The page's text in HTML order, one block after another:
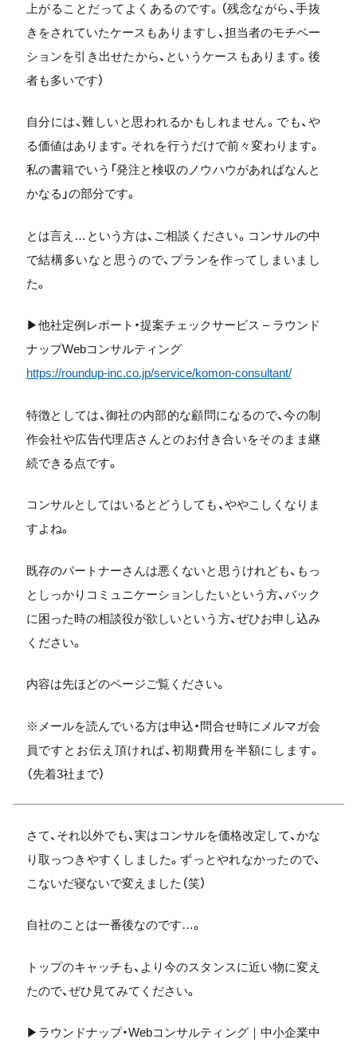
上がることだってよくあるのです。（残念ながら、手抜
きをされていたケースもありますし、担当者のモチベー
ションを引き出せたから、というケースもあります。後
者も多いです）
自分には、難しいと思われるかもしれません。でも、や
る価値はあります。それを行うだけで前々変わります。
私の書籍でいう「発注と検収のノウハウがあればなんと
かなる」の部分です。
とは言え…という方は、ご相談ください。コンサルの中
で結構多いなと思うので、プランを作ってしまいまし
た。
▶他社定例レポート・提案チェックサービス – ラウンド
ナップWebコンサルティング
https://roundup-inc.co.jp/service/komon-consultant/
特徴としては、御社の内部的な顧問になるので、今の制
作会社や広告代理店さんとのお付き合いをそのまま継
続できる点です。
コンサルとしてはいるとどうしても、ややこしくなりま
すよね。
既存のパートナーさんは悪くないと思うけれども、もっ
としっかりコミュニケーションしたいという方、バック
に困った時の相談役が欲しいという方、ぜひお申し込み
ください。
内容は先ほどのページご覧ください。
※メールを読んでいる方は申込・問合せ時にメルマガ会
員ですとお伝え頂ければ、初期費用を半額にします。
（先着3社まで）
さて、それ以外でも、実はコンサルを価格改定して、かな
り取っつきやすくしました。ずっとやれなかったので、
こないだ寝ないで変えました（笑）
自社のことは一番後なのです…。
トップのキャッチも、より今のスタンスに近い物に変え
たので、ぜひ見てみてください。
▶ラウンドナップ・Webコンサルティング｜中小企業中